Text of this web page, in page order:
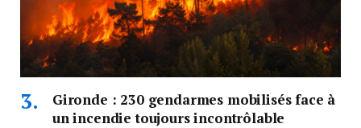
Gironde : 230 gendarmes mobilisés face à
un incendie toujours incontrôlable